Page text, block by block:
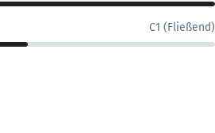
C1 (Fließend)